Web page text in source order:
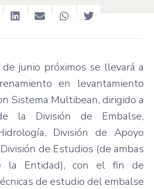
junio próximos se llevará a
en levantamiento
Sistema Multibean, dirigido a
la División de Embalse,
División de Apoyo
de Estudios (de ambas
la Entidad), con el fin de
de estudio del embalse